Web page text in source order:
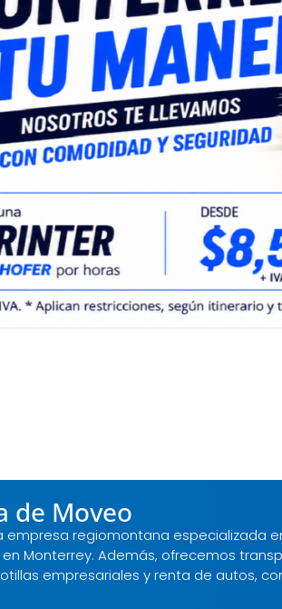
de Moveo
empresa regiomontana especializada
Monterrey. Además, ofrecemos
empresariales y renta de autos,